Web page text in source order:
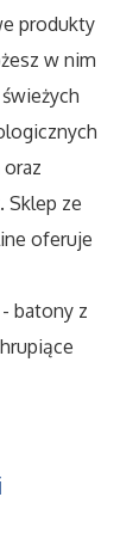
produkty
w nim
Sklep ze
oferuje
batony z